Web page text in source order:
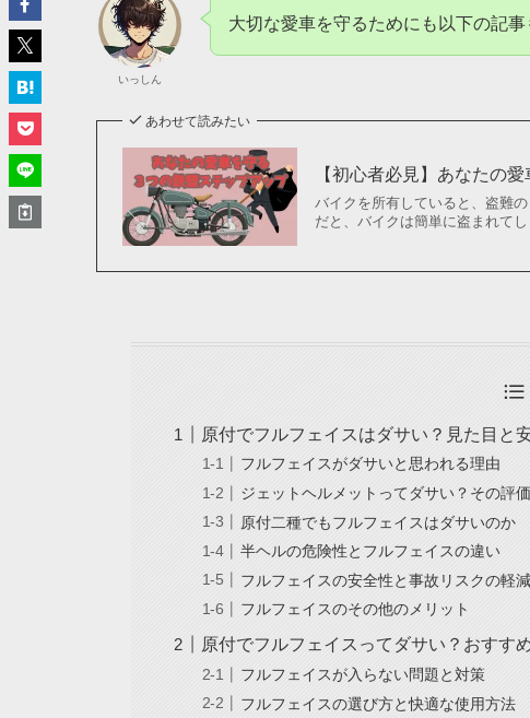
いっしん
大切な愛車を守るためにも以下の記
あわせて読みたい
【初心者必見】あなたの
バイクを所有していると、盗難
だと、バイクは簡単に盗まれて
原付でフルフェイスはダサい？見た目と
フルフェイスがダサいと思われる理由
ジェットヘルメットってダサい？その評価
原付二種でもフルフェイスはダサいのか
半ヘルの危険性とフルフェイスの違い
フルフェイスの安全性と事故リスクの軽減
フルフェイスのその他のメリット
原付でフルフェイスってダサい？おすす
フルフェイスが入らない問題と対策
フルフェイスの選び方と快適な使用方法